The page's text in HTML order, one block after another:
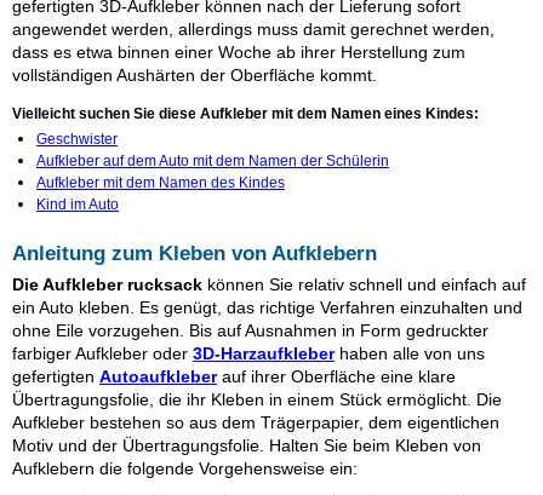
gefertigten 3D-Aufkleber können nach der Lieferung sofort
angewendet werden, allerdings muss damit gerechnet werden,
dass es etwa binnen einer Woche ab ihrer Herstellung zum
vollständigen Aushärten der Oberfläche kommt.
Vielleicht suchen Sie diese Aufkleber mit dem Namen eines Kindes:
Geschwister
Aufkleber auf dem Auto mit dem Namen der Schülerin
Aufkleber mit dem Namen des Kindes
Kind im Auto
Anleitung zum Kleben von Aufklebern
Die Aufkleber rucksack können Sie relativ schnell und einfach auf
ein Auto kleben. Es genügt, das richtige Verfahren einzuhalten und
ohne Eile vorzugehen. Bis auf Ausnahmen in Form gedruckter
farbiger Aufkleber oder 3D-Harzaufkleberhaben alle von uns
gefertigten Autoaufkleberauf ihrer Oberfläche eine klare
Übertragungsfolie, die ihr Kleben in einem Stück ermöglicht. Die
Aufkleber bestehen so aus dem Trägerpapier, dem eigentlichen
Motiv und der Übertragungsfolie. Halten Sie beim Kleben von
Aufklebern die folgende Vorgehensweise ein: